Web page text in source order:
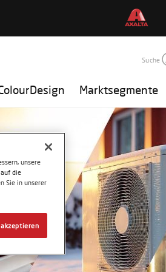
Suche
Marktsegmente
unsere
die
Sie in unserer